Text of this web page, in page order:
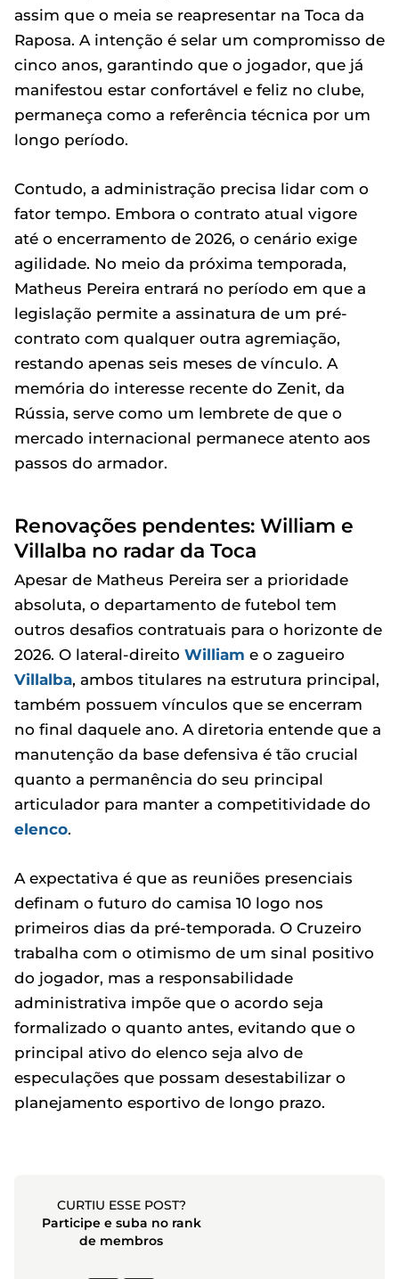
assim que o meia se reapresentar na Toca da
Raposa. A intenção é selar um compromisso de
cinco anos, garantindo que o jogador, que já
manifestou estar confortável e feliz no clube,
permaneça como a referência técnica por um
longo período.
Contudo, a administração precisa lidar com o
fator tempo. Embora o contrato atual vigore
até o encerramento de 2026, o cenário exige
agilidade. No meio da próxima temporada,
Matheus Pereira entrará no período em que a
legislação permite a assinatura de um pré-
contrato com qualquer outra agremiação,
restando apenas seis meses de vínculo. A
memória do interesse recente do Zenit, da
Rússia, serve como um lembrete de que o
mercado internacional permanece atento aos
passos do armador.
Renovações pendentes: William e
Villalba no radar da Toca
Apesar de Matheus Pereira ser a prioridade
absoluta, o departamento de futebol tem
outros desafios contratuais para o horizonte de
2026. O lateral-direito William e o zagueiro
Villalba, ambos titulares na estrutura principal,
também possuem vínculos que se encerram
no final daquele ano. A diretoria entende que a
manutenção da base defensiva é tão crucial
quanto a permanência do seu principal
articulador para manter a competitividade do
elenco.
A expectativa é que as reuniões presenciais
definam o futuro do camisa 10 logo nos
primeiros dias da pré-temporada. O Cruzeiro
trabalha com o otimismo de um sinal positivo
do jogador, mas a responsabilidade
administrativa impõe que o acordo seja
formalizado o quanto antes, evitando que o
principal ativo do elenco seja alvo de
especulações que possam desestabilizar o
planejamento esportivo de longo prazo.
CURTIU ESSE POST?
Participe e suba no rank
de membros